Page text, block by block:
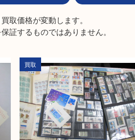
取価格が変動します。
証するものではありません。
買取